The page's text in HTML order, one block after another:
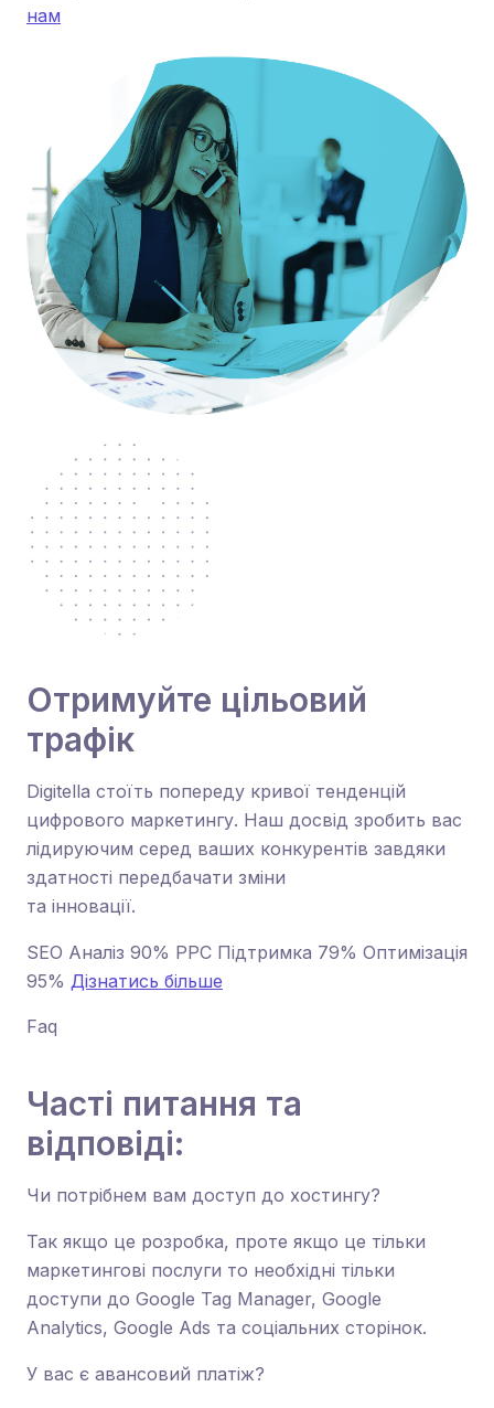
нам
Отримуйте цільовий
трафік
Digitella стоїть попереду кривої тенденцій
цифрового маркетингу. Наш досвід зробить вас
лідируючим серед ваших конкурентів завдяки
здатності передбачати зміни
та інновації.
SEO Аналіз 90% PPC Підтримка 79% Оптимізація
95% Дізнатись більше
Faq
Часті питання та
відповіді:
Чи потрібнем вам доступ до хостингу?
Так якщо це розробка, проте якщо це тільки
маркетингові послуги то необхідні тільки
доступи до Google Tag Manager, Google
Analytics, Google Ads та соціальних сторінок.
У вас є авансовий платіж?